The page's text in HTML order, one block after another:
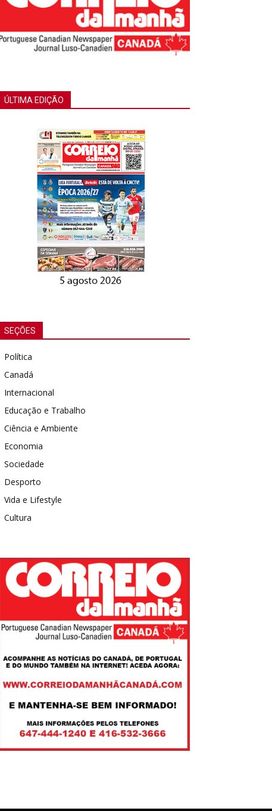
ÚLTIMA EDIÇÃO
SEÇÕES
Política
Canadá
Internacional
Educação e Trabalho
Ciência e Ambiente
Economia
Sociedade
Desporto
Vida e Lifestyle
Cultura